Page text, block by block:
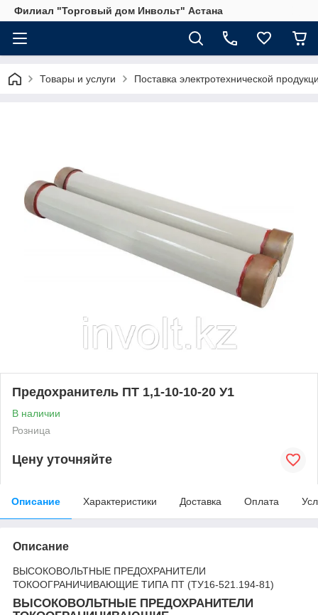
Филиал "Торговый дом Инвольт" Астана
Товары и услуги Поставка электротехнической
Предохранитель ПТ 1,1-10-10-20 У1
В наличии
Розница
Цену уточняйте
Описание Характеристики Доставка Оплата
Описание
ВЫСОКОВОЛЬТНЫЕ ПРЕДОХРАНИТЕЛИ
ТОКООГРАНИЧИВАЮЩИЕ ТИПА ПТ (ТУ16-521.194-81)
ВЫСОКОВОЛЬТНЫЕ ПРЕДОХРАНИТЕЛИ